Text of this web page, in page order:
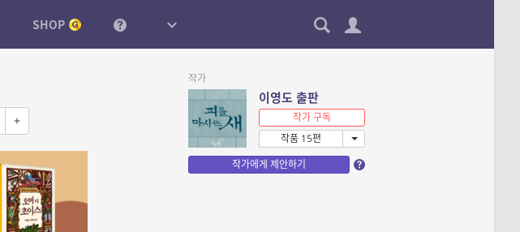
SHOP
+
작가
이영도 출판
작가 구독
작품 15편
작가에게 제안하기